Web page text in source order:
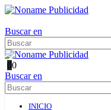
Buscar en
00
Buscar en
INICIO